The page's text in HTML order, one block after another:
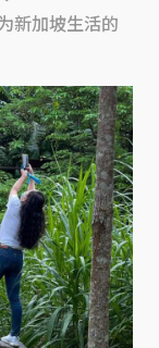
新加坡生活的